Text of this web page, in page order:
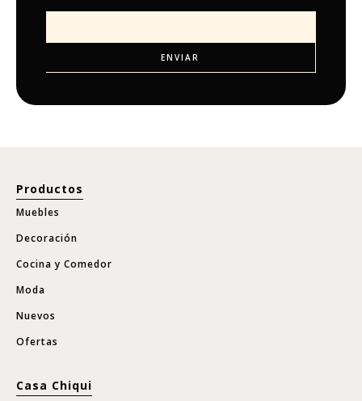
Productos
Muebles
Decoración
Cocina y Comedor
Moda
Nuevos
Ofertas
Casa Chiqui